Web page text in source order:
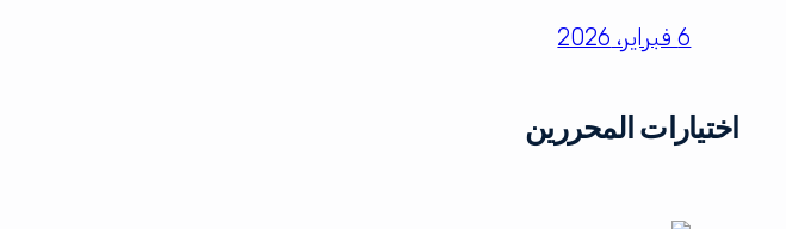
6 فبراير، 2026
اختيارات المحررين